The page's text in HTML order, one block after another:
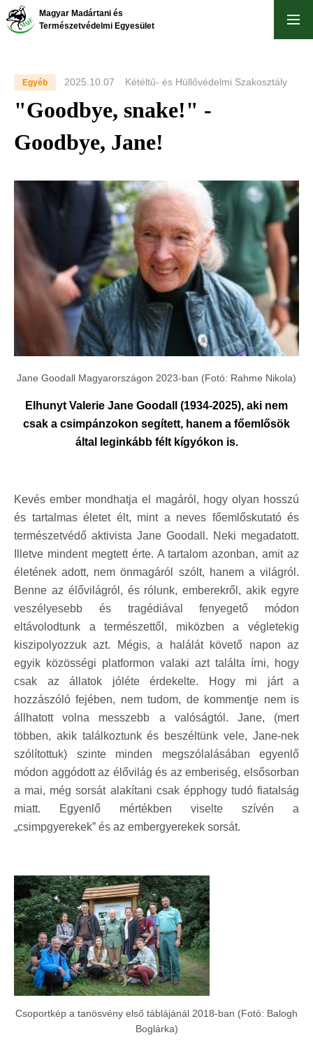
Skip
to
Magyar Madártani és
Természetvédelmi Egyesület
Egyéb 2025.10.07 Kétéltű- és Hüllővédelmi Szakosztály
"Goodbye, snake!" -
Goodbye, Jane!
Jane Goodall Magyarországon 2023-ban (Fotó: Rahme Nikola)
Elhunyt Valerie Jane Goodall (1934-2025), aki nem
csak a csimpánzokon segített, hanem a főemlősök
által leginkább félt kígyókon is.
Kevés ember mondhatja el magáról, hogy olyan hosszú
és tartalmas életet élt, mint a neves főemlőskutató és
természetvédő aktivista Jane Goodall. Neki megadatott.
Illetve mindent megtett érte. A tartalom azonban, amit az
életének adott, nem önmagáról szólt, hanem a világról.
Benne az élővilágról, és rólunk, emberekről, akik egyre
veszélyesebb és tragédiával fenyegető módon
eltávolodtunk a természettől, miközben a végletekig
kiszipolyozzuk azt. Mégis, a halálát követő napon az
egyik közösségi platformon valaki azt találta írni, hogy
csak az állatok jóléte érdekelte. Hogy mi járt a
hozzászóló fejében, nem tudom, de kommentje nem is
állhatott volna messzebb a valóságtól. Jane, (mert
többen, akik találkoztunk és beszéltünk vele, Jane-nek
szólítottuk) szinte minden megszólalásában egyenlő
módon aggódott az élővilág és az emberiség, elsősorban
a mai, még sorsát alakítani csak épphogy tudó fiatalság
miatt. Egyenlő mértékben viselte szívén a
„csimpgyerekek” és az embergyerekek sorsát.
Csoportkép a tanösvény első táblájánál 2018-ban (Fotó: Balogh
Boglárka)